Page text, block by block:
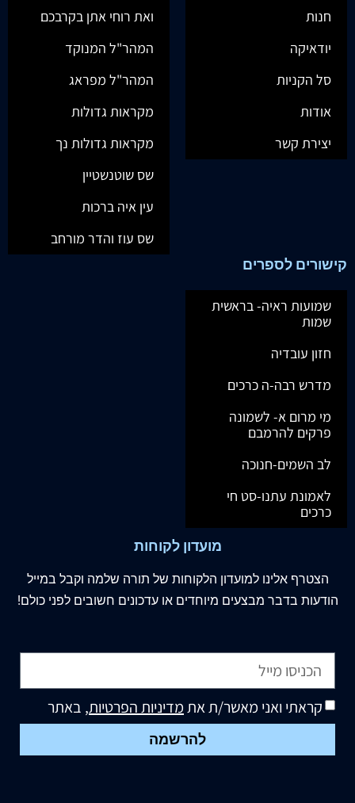
חנות
יודאיקה
סל הקניות
אודות
יצירת קשר
ואת רוחי אתן בקרבכם
המהר"ל המנוקד
המהר"ל מפראג
מקראות גדולות
מקראות גדולות נך
שס שוטנשטיין
עין איה ברכות
שס עוז והדר מורחב
קישורים לספרים
שמועות ראיה- בראשית
שמות
חזון עובדיה
מדרש רבה-ה כרכים
מי מרום א- לשמונה
פרקים להרמבם
לב השמים-חנוכה
לאמונת עתנו-סט חי
כרכים
מועדון לקוחות
הצטרף אלינו למועדון הלקוחות של תורה שלמה וקבל במייל
הודעות בדבר מבצעים מיוחדים או עדכונים חשובים לפני כולם!
קראתי ואני מאשר/ת אתמדיניות הפרטיות, באתר
להרשמה